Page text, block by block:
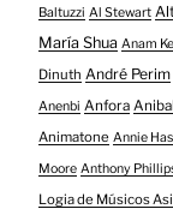
Baltuzzi Al Stewart
María Shua Anam
Dinuth André Perim
Anenbi Anfora
Animatone Annie
Moore Anthony
Logia de Músicos